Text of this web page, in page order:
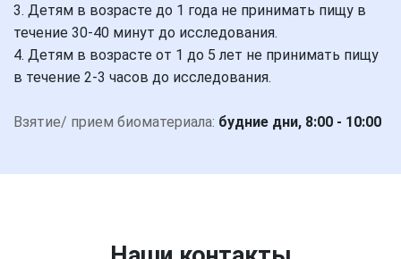
3. Детям в возрасте до 1 года не принимать пищу в
течение 30-40 минут до исследования.
4. Детям в возрасте от 1 до 5 лет не принимать пищу
в течение 2-3 часов до исследования.
Взятие/ прием биоматериала: будние дни, 8:00 - 10:00